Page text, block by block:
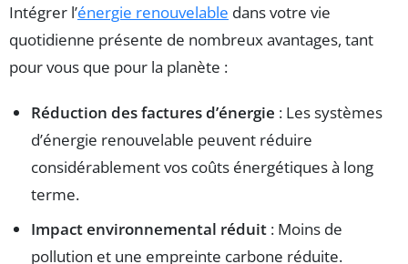
Intégrer l’énergie renouvelable dans votre vie
quotidienne présente de nombreux avantages, tant
pour vous que pour la planète :
Réduction des factures d’énergie : Les systèmes
d’énergie renouvelable peuvent réduire
considérablement vos coûts énergétiques à long
terme.
Impact environnemental réduit : Moins de
pollution et une empreinte carbone réduite.